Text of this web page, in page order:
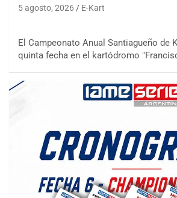
5 agosto, 2026 E-Kart
El Campeonato Anual Santiagueño de
quinta fecha en el kartódromo